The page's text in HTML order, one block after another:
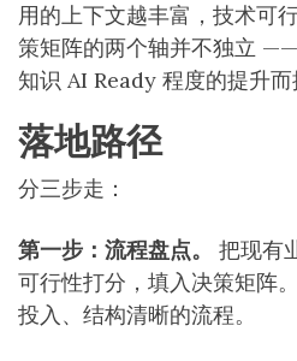
用的上下文越丰富，技术可
策矩阵的两个轴并不独立
知识 AI Ready 程度的提升而
落地路径
分三步走：
第一步：流程盘点。
把现有
可行性打分，填入决策矩阵
投入、结构清晰的流程。